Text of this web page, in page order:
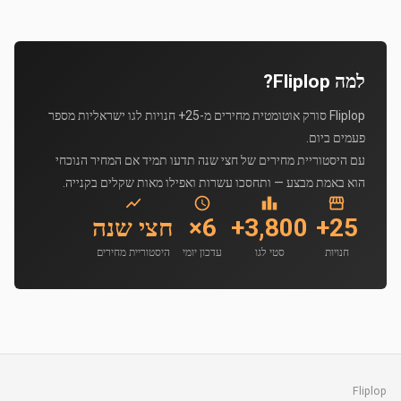
למה Fliplop?
Fliplop סורק אוטומטית מחירים מ-25+ חנויות לגו ישראליות מספר
פעמים ביום.
עם היסטוריית מחירים של חצי שנה תדעו תמיד אם המחיר הנוכחי
הוא באמת מבצע — ותחסכו עשרות ואפילו מאות שקלים בקנייה.
25+
חנויות
3,800+
סטי לגו
6×
עדכון יומי
חצי שנה
היסטוריית מחירים
Fliplop